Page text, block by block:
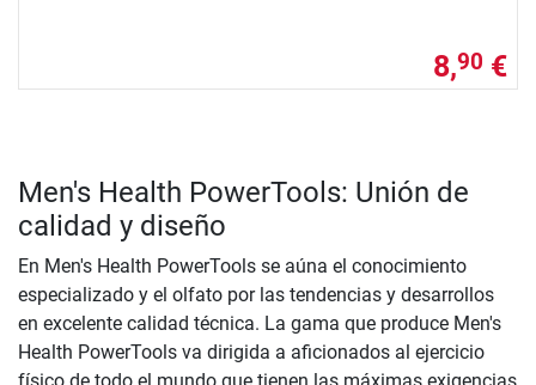
8,90 €
Men's Health PowerTools: Unión de
calidad y diseño
En Men's Health PowerTools se aúna el conocimiento
especializado y el olfato por las tendencias y desarrollos
en excelente calidad técnica. La gama que produce Men's
Health PowerTools va dirigida a aficionados al ejercicio